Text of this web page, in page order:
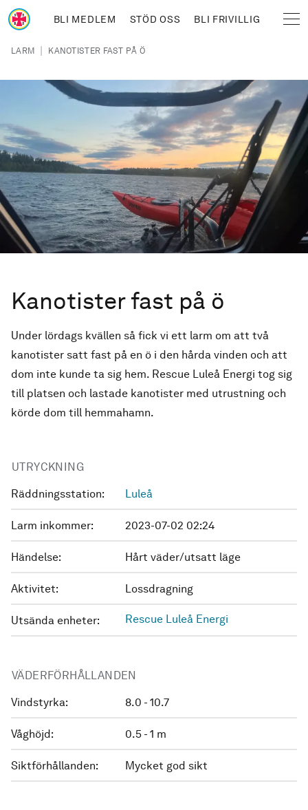
Hoppa till huvudinnehåll
BLI MEDLEM STÖD OSS BLI FRIVILLIG
Länkstig
LARM | KANOTISTER FAST PÅ Ö
Kanotister fast på ö
Under lördags kvällen så fick vi ett larm om att två
kanotister satt fast på en ö i den hårda vinden och att
dom inte kunde ta sig hem. Rescue Luleå Energi tog sig
till platsen och lastade kanotister med utrustning och
körde dom till hemmahamn.
UTRYCKNING
Räddningsstation: Luleå
Larm inkommer: 2023-07-02 02:24
Händelse: Hårt väder/utsatt läge
Aktivitet: Lossdragning
Utsända enheter: Rescue Luleå Energi
VÄDERFÖRHÅLLANDEN
Vindstyrka: 8.0 - 10.7
Våghöjd: 0.5 - 1 m
Siktförhållanden: Mycket god sikt